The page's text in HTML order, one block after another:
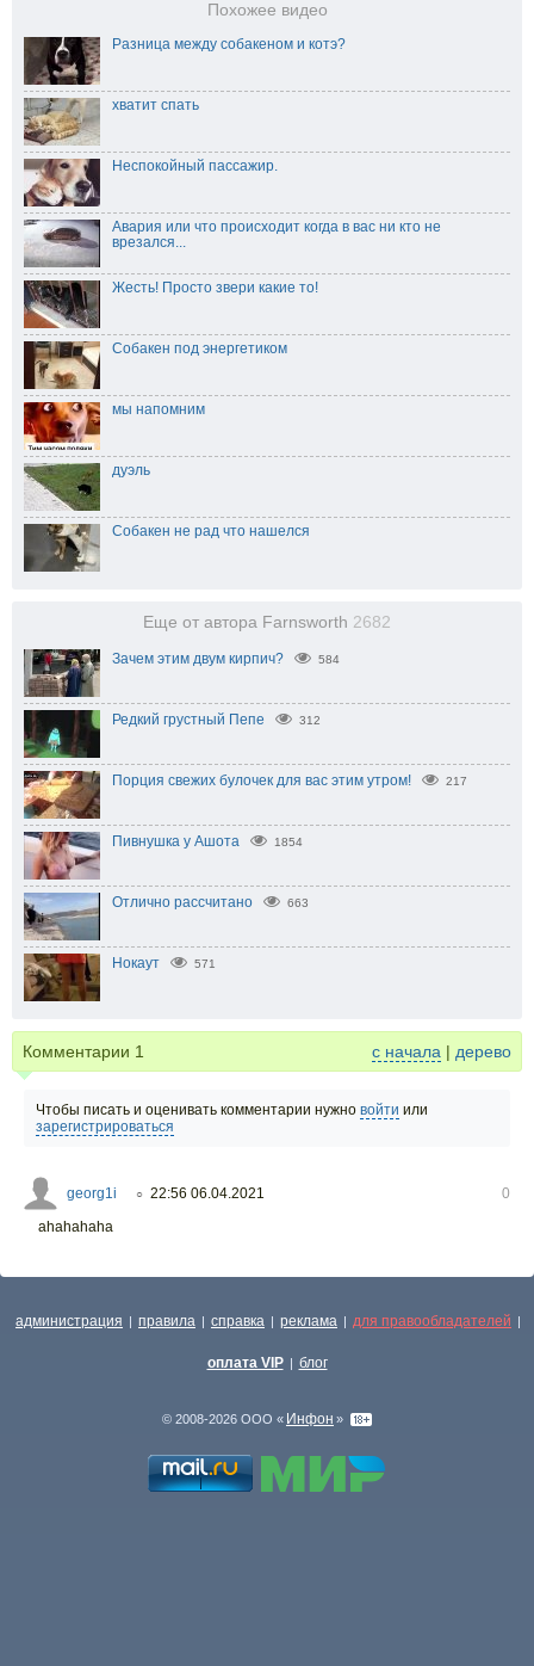
Похожее видео
Разница между собакеном и котэ?
хватит спать
Неспокойный пассажир.
Авария или что происходит когда в вас ни кто не
врезался...
Жесть! Просто звери какие то!
Собакен под энергетиком
мы напомним
дуэль
Собакен не рад что нашелся
Еще от автора Farnsworth 2682
Зачем этим двум кирпич? 584
Редкий грустный Пепе 312
Порция свежих булочек для вас этим утром! 217
Пивнушка у Ашота 1854
Отлично рассчитано 663
Нокаут 571
Комментарии 1 с начала | дерево
Чтобы писать и оценивать комментарии нужно войти или
зарегистрироваться
georg1i ○ 22:56 06.04.2021
0
ahahahaha
администрация | правила | справка | реклама | для правообладателей |
оплата VIP | блог
© 2008-2026 ООО « Инфон »